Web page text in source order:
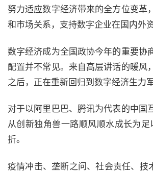
努力适应数字经济带来的全方位变革
和市场关系，支持数字企业在国内外
数字经济成为全国政协今年的重要协
配置并不常见。来自高层讲话的暖风
之后，正在重新回归到数字经济生力
对于以阿里巴巴、腾讯为代表的中国
从创新独角兽一路顺风顺水成长为
折。
疫情冲击、垄断之问、社会责任、